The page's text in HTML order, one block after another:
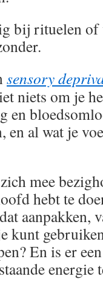
bij rituelen of
sensory
niets om je
en
al wat je
mee
hebt te
aanpakken,
kunt
En is er
energie